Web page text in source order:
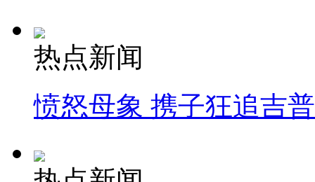
热点新闻
愤怒母象 携子狂追吉